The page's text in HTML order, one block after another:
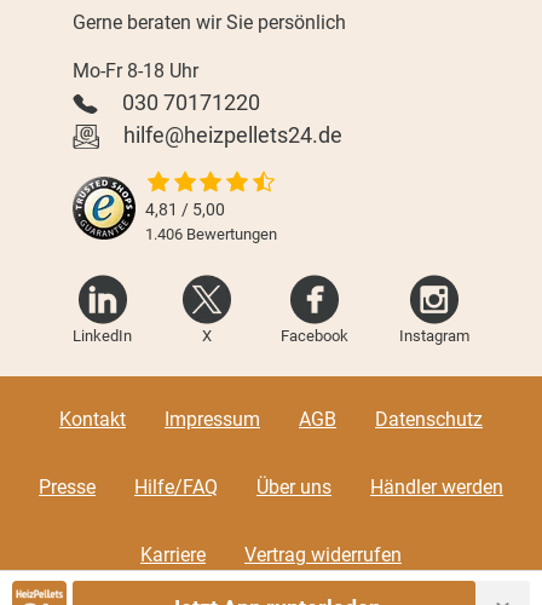
Gerne beraten wir Sie persönlich
Mo-Fr 8-18 Uhr
030 70171220
hilfe@heizpellets24.de
4,81 / 5,00
1.406 Bewertungen
LinkedIn X Facebook Instagram
Kontakt Impressum AGB Datenschutz
Presse Hilfe/FAQ Über uns Händler werden
Karriere Vertrag widerrufen